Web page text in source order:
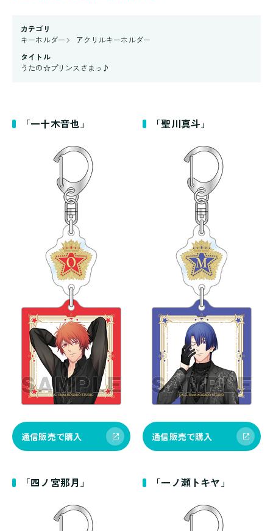
カテゴリ
キーホルダー
アクリルキーホルダー
タイトル
うたの☆プリンスさまっ♪
「一十木音也」
通信販売で購入
「聖川真斗」
通信販売で購入
「四ノ宮那月」 「一ノ瀬トキヤ」